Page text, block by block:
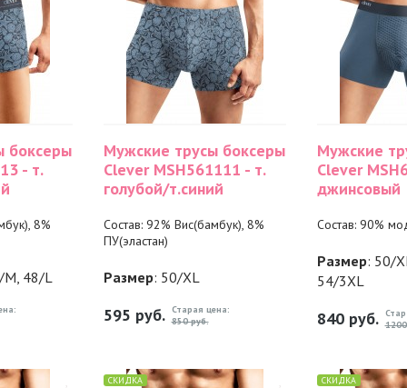
боксеры
- т.
8%
M, 48/L
Мужские трусы боксеры
Clever MSH561111 - т.
голубой/т.синий
Состав: 92% Вис(бамбук), 8%
ПУ(эластан)
Размер: 50/XL
595 руб. Старая цена:
850 руб.
Мужские
Clever
джинсовый
Состав: 90%
Размер: 50/
54/3XL
840руб.
СКИДКА СКИДКА